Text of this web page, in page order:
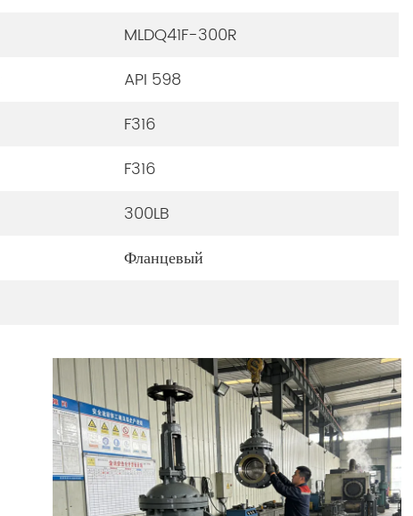
MLDQ41F-300R
API 598
F316
F316
300LB
Фланцевый